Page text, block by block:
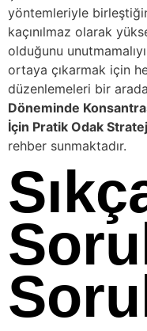
yöntemleriyle
kaçınılmaz olarak
olduğunu
ortaya çıkarmak için
düzenlemeleri bir
Döneminde
İçin Pratik Odak
rehber sunmaktadır.